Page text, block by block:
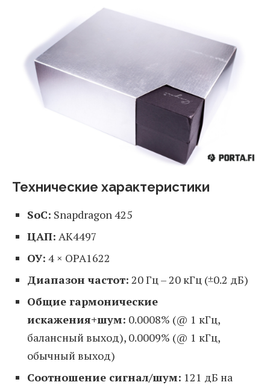
Технические характеристики
SoC: Snapdragon 425
ЦАП: AK4497
ОУ: 4 × OPA1622
Диапазон частот: 20 Гц – 20 кГц (±0.2 дБ)
Общие гармонические
искажения+шум: 0.0008% (@ 1 кГц,
балансный выход), 0.0009% (@ 1 кГц,
обычный выход)
Соотношение сигнал/шум: 121 дБ на